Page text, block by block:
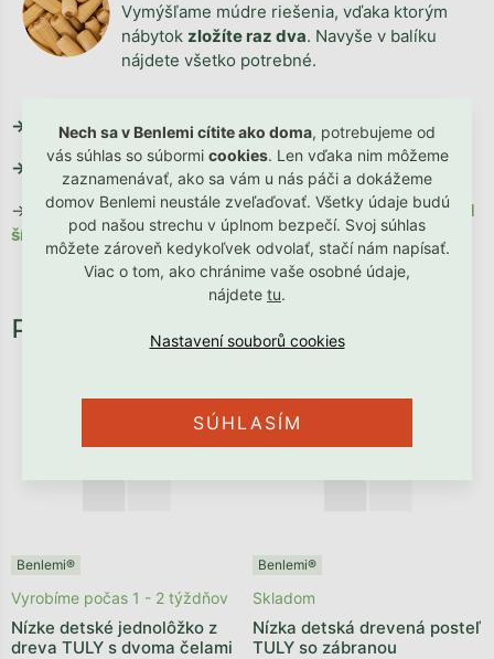
Nech sa v Benlemi cítite ako doma, potrebujeme od
vás súhlas so súbormi cookies. Len vďaka nim môžeme
zaznamenávať, ako sa vám u nás páči a dokážeme
domov Benlemi neustále zveľaďovať. Všetky údaje budú
pod našou strechu v úplnom bezpečí. Svoj súhlas
môžete zároveň kedykoľvek odvolať, stačí nám napísať.
Viac o tom, ako chránime vaše osobné údaje,
nájdete tu.
SÚHLASÍM
Vymýšľame múdre riešenia, vďaka ktorým
nábytok zložíte raz dva. Navyše v balíku
nájdete všetko potrebné.
→
TU si stiahnete montážny návod postele
→
TU si stiahnete montážny návod postele so zábranou
→
TU si stiahnete montážny návod výstuhy pri variante od
šírky 120 cm
Benlemi®
Nízke detské jednolôžko z
dreva TULY s dvoma čelami
Vyrobíme počas 1 - 2 týždňov
Benlemi®
Nízka detská drevená posteľ
TULY so zábranou
Skladom